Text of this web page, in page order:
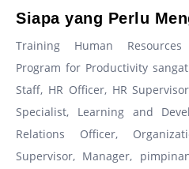
Siapa yang Perlu
Training Human Resources
Program for Productivity
Staff, HR Officer, HR
Specialist, Learning and
Relations Officer,
Supervisor, Manager,